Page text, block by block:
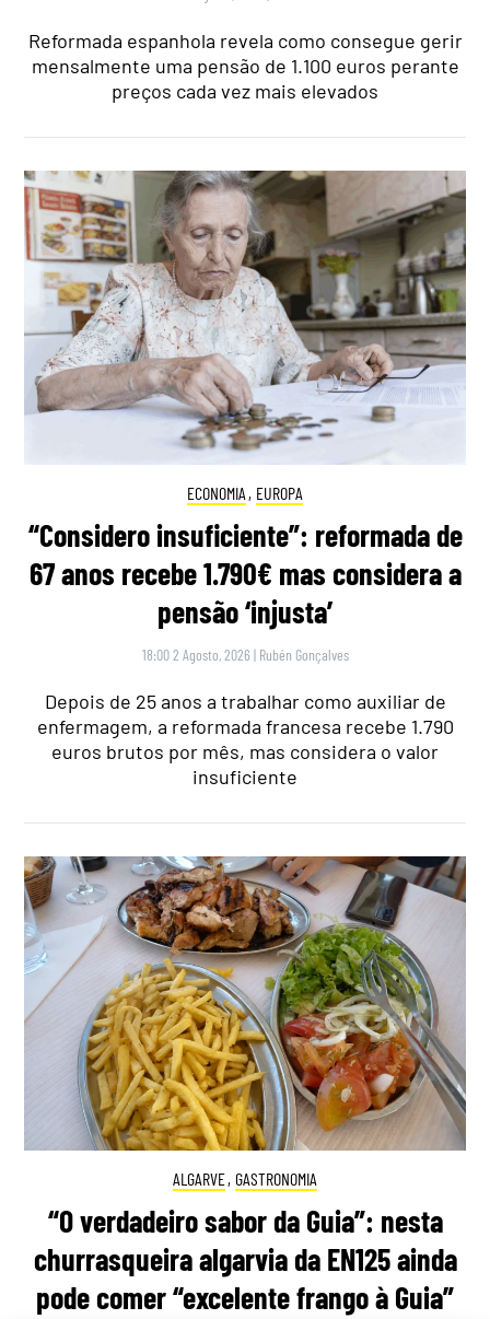
Reformada espanhola revela como consegue gerir
mensalmente uma pensão de 1.100 euros perante
preços cada vez mais elevados
ECONOMIA , EUROPA
“Considero insuficiente”: reformada de
67 anos recebe 1.790€ mas considera a
pensão ‘injusta’
18:00 2 Agosto, 2026 | Rubén Gonçalves
Depois de 25 anos a trabalhar como auxiliar de
enfermagem, a reformada francesa recebe 1.790
euros brutos por mês, mas considera o valor
insuficiente
ALGARVE, GASTRONOMIA
“O verdadeiro sabor da Guia”: nesta
churrasqueira algarvia da EN125 ainda
pode comer “excelente frango à Guia”